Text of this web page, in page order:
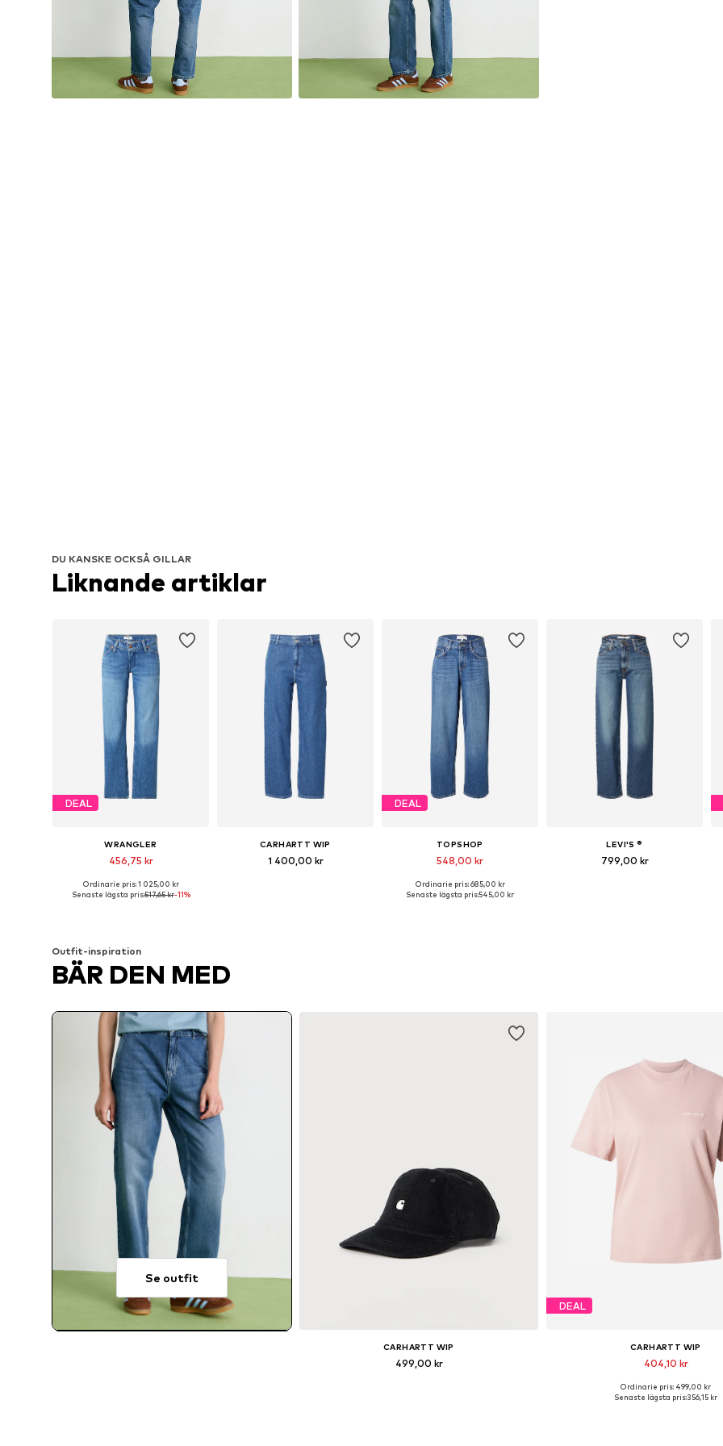
DU KANSKE OCKSÅ GILLAR
Liknande artiklar
DEAL
WRANGLER
456,75 kr
Tillgänglig i många storlekar
Ordinarie pris: 1 025,00 kr
Senaste lägsta pris:517,65 kr-11%
CARHARTT WIP
1 400,00 kr
DEAL
TOPSHOP
548,00 kr
Tillgänglig i många storlekar
Ordinarie pris: 685,00 kr
Senaste lägsta pris:545,00 kr
LEVI'S ®
799,00 kr
Outfit-inspiration
BÄR DEN MED
Se outfit
CARHARTT WIP
499,00 kr
DEAL
CARHARTT WIP
404,10 kr
Tillgängliga storlekar: XS, S,
Ordinarie pris: 499,00 kr
Senaste lägsta pris:356,15 kr